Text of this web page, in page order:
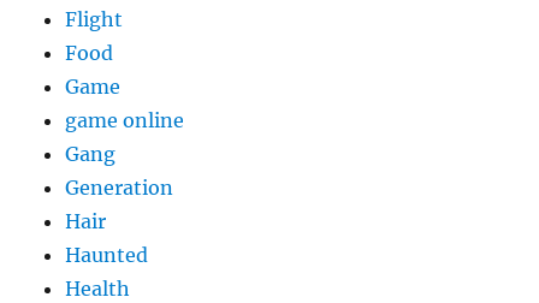
Flight
Food
Game
game online
Gang
Generation
Hair
Haunted
Health